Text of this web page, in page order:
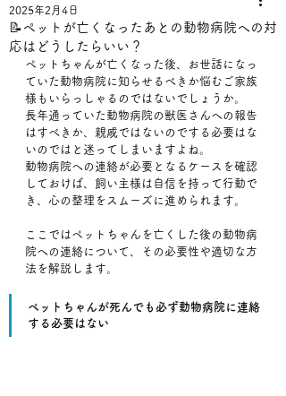
📝ペットが亡くなったあとの動物病院への対
応はどうしたらいい？
2025年2月4日
ペットちゃんが亡くなった後、お世話になっ
ていた動物病院に知らせるべきか悩むご家族
様もいらっしゃるのではないでしょうか。
長年通っていた動物病院の獣医さんへの報告
はすべきか、親戚ではないのでする必要はな
いのではと迷ってしまいますよね。
動物病院への連絡が必要となるケースを確認
しておけば、飼い主様は自信を持って行動で
き、心の整理をスムーズに進められます。
ここではペットちゃんを亡くした後の動物病
院への連絡について、その必要性や適切な方
法を解説します。
ペットちゃんが死んでも必ず動物病院に連絡
する必要はない